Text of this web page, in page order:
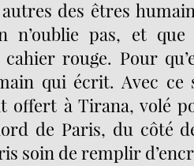
des êtres
n’oublie pas, et
rouge. Pour
qui écrit. Avec ce
offert à Tirana, volé
de Paris, du côté
soin de remplir